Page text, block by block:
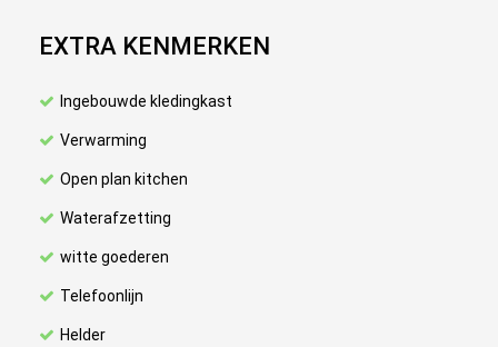
EXTRA KENMERKEN
Ingebouwde kledingkast
Verwarming
Open plan kitchen
Waterafzetting
witte goederen
Telefoonlijn
Helder